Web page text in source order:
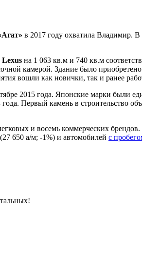
в 2017 году охватила Владимир.
Lexus на 1 063 кв.м и 740 кв.м
камерой. Здание было
вошли как новички, так и ранее
2015 года. Японские марки были
Первый камень в строительство
и восемь коммерческих
650 а/м; -1%) и автомобилей с